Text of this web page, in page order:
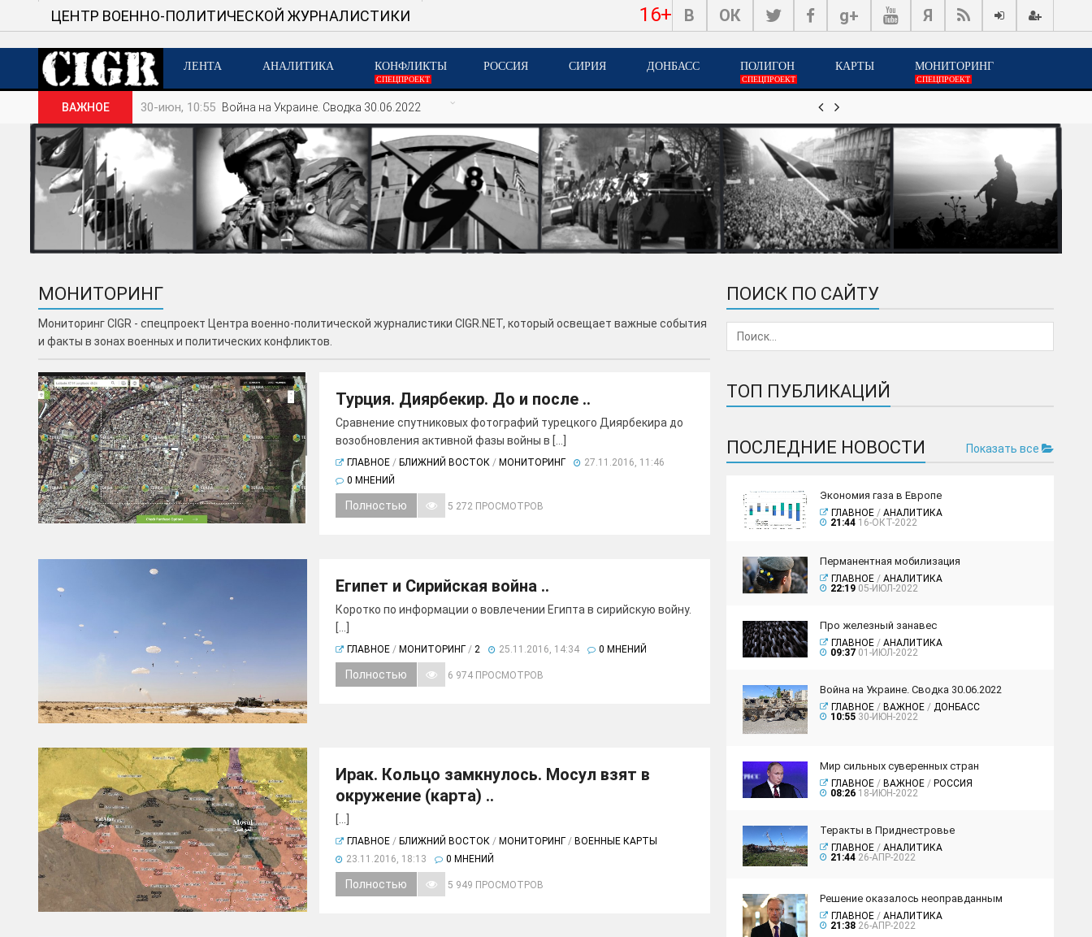
ЦЕНТР ВОЕННО-ПОЛИТИЧЕСКОЙ ЖУРНАЛИСТИКИ 16+ В ОК g+ Я
ЛЕНТА АНАЛИТИКА КОНФЛИКТЫ
СПЕЦПРОЕКТ
РОССИЯ СИРИЯ ДОНБАСС ПОЛИГОН
СПЕЦПРОЕКТ
КАРТЫ МОНИТОРИНГ
СПЕЦПРОЕКТ
ВАЖНОЕ 30-июн, 10:55 Война на Украине. Сводка 30.06.2022  
МОНИТОРИНГ
Мониторинг CIGR - спецпроект Центра военно-политической журналистики CIGR.NET, который освещает важные события
и факты в зонах военных и политических конфликтов.
Турция. Диярбекир. До и после ..
Сравнение спутниковых фотографий турецкого Диярбекира до
возобновления активной фазы войны в [...]
ГЛАВНОЕ/ БЛИЖНИЙ ВОСТОК/ МОНИТОРИНГ
27.11.2016, 11:46
0 МНЕНИЙ
Полностью 5 272 ПРОСМОТРОВ
Египет и Сирийская война ..
Коротко по информации о вовлечении Египта в сирийскую войну.
[...]
ГЛАВНОЕ/ МОНИТОРИНГ/ 2 25.11.2016, 14:34 0 МНЕНИЙ
Полностью 6 974 ПРОСМОТРОВ
Ирак. Кольцо замкнулось. Мосул взят в
окружение (карта) ..
[...]
ГЛАВНОЕ/ БЛИЖНИЙ ВОСТОК/ МОНИТОРИНГ/ ВОЕННЫЕ КАРТЫ
23.11.2016, 18:13
0 МНЕНИЙ
Полностью 5 949 ПРОСМОТРОВ
ПОИСК ПО САЙТУ
ТОП ПУБЛИКАЦИЙ
ПОСЛЕДНИЕ НОВОСТИ Показать все
Экономия газа в Европе
ГЛАВНОЕ/ АНАЛИТИКА
21:4416-ОКТ-2022
Перманентная мобилизация
ГЛАВНОЕ/ АНАЛИТИКА
22:1905-ИЮЛ-2022
Про железный занавес
ГЛАВНОЕ/ АНАЛИТИКА
09:3701-ИЮЛ-2022
Война на Украине. Сводка 30.06.2022
ГЛАВНОЕ/ ВАЖНОЕ/ ДОНБАСС
10:5530-ИЮН-2022
Мир сильных суверенных стран
ГЛАВНОЕ/ ВАЖНОЕ/ РОССИЯ
08:2618-ИЮН-2022
Теракты в Приднестровье
ГЛАВНОЕ/ АНАЛИТИКА
21:4426-АПР-2022
Решение оказалось неоправданным
ГЛАВНОЕ/ АНАЛИТИКА
21:3826-АПР-2022